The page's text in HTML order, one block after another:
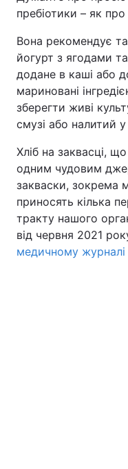
пребіотики – як
Вона рекомендує
йогурт з ягодами
додане в каші або
мариновані
зберегти живі
смузі або налитий у
Хліб на заквасці,
одним чудовим
закваски, зокрема
приносять кілька
тракту нашого
від червня 2021
медичному